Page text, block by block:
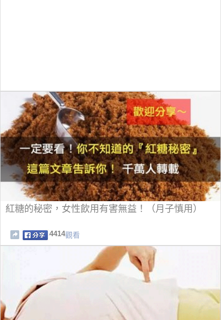
紅糖的秘密，女性飲用有害無益！（月子慎用）
4414觀看